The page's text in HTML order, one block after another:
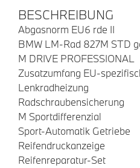
BESCHREIBUNG
Abgasnorm EU6 rde II
BMW LM-Rad 827M STD
M DRIVE PROFESSIONAL
Zusatzumfang EU-
Lenkradheizung
Radschraubensicherung
M Sportdifferenzial
Sport-Automatik Getriebe
Reifendruckanzeige
Reifenreparatur-Set